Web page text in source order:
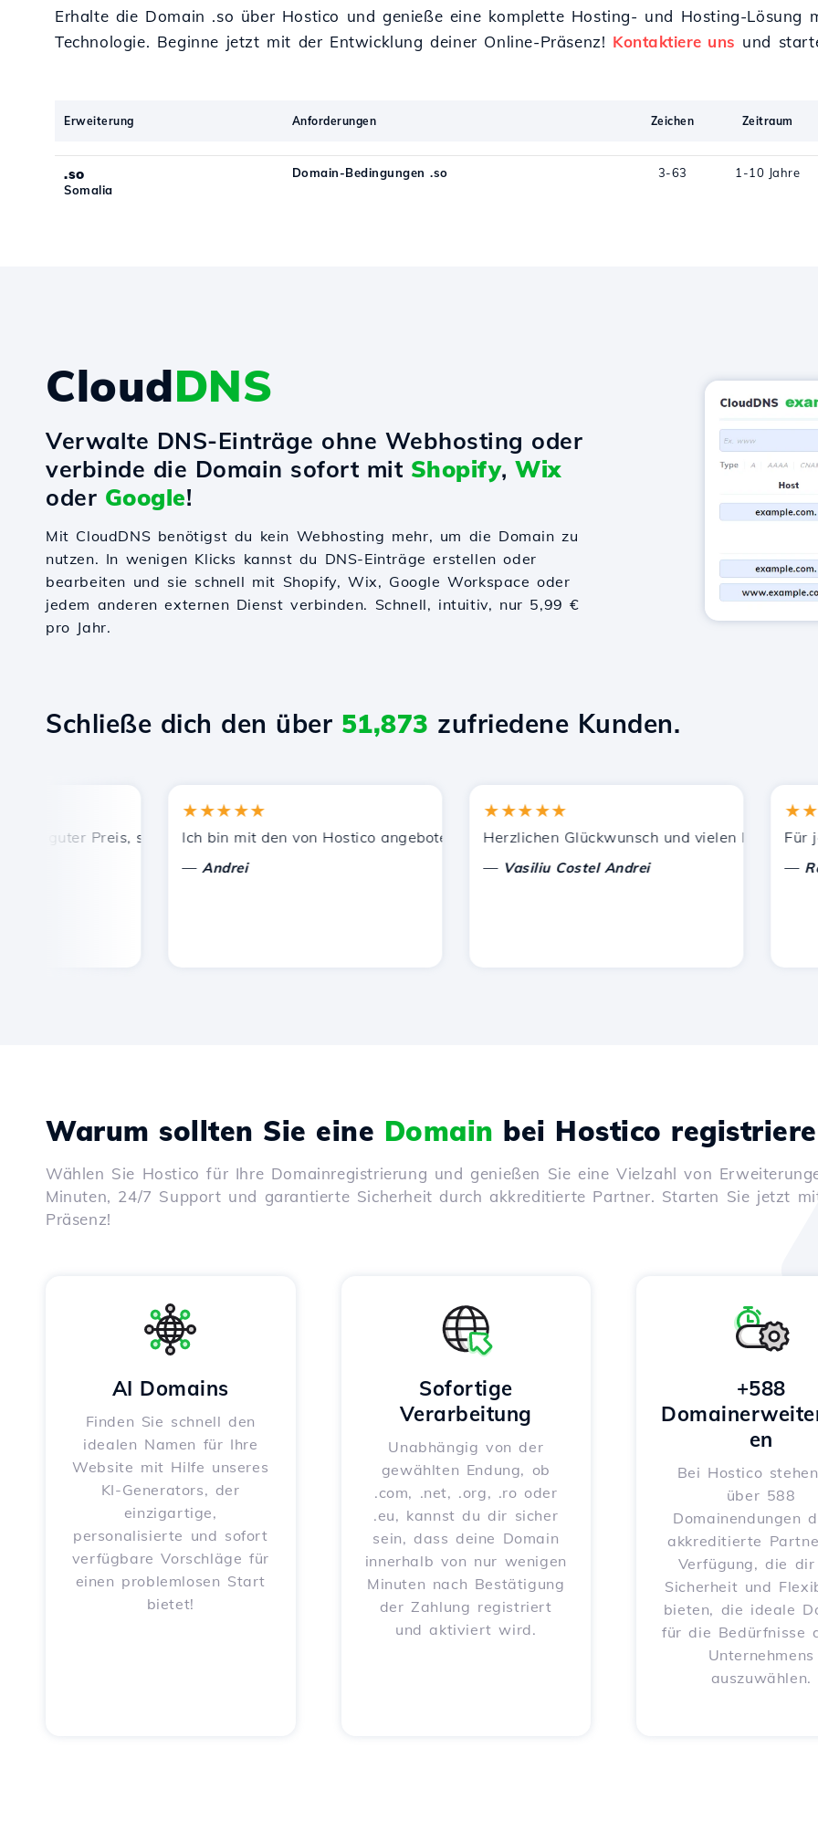
Erhalte die Domain .so über Hostico und genieße eine komplette Hosting- und Hosting-Lösung
Technologie. Beginne jetzt mit der Entwicklung deiner Online-Präsenz! Kontaktiere uns und
Erweiterung Anforderungen Zeichen Zeitraum
.so
Somalia
Domain-Bedingungen .so 3-63 1-10 Jahre
CloudDNS
Verwalte DNS-Einträge ohne Webhosting oder
verbinde die Domain sofort mit Shopify, Wix
oder Google!
Mit CloudDNS benötigst du kein Webhosting mehr, um die Domain zu
nutzen. In wenigen Klicks kannst du DNS-Einträge erstellen oder
bearbeiten und sie schnell mit Shopify, Wix, Google Workspace oder
jedem anderen externen Dienst verbinden. Schnell, intuitiv, nur 5,99 €
pro Jahr.
Schließe dich den über 51,873 zufriedene Kunden.
guter Preis, schnelle und effiziente technische Unterstützung.
★★★★★
Ich bin mit den von Hostico angebotenen Dienstleistungen zufrieden. Ich habe Sie anderen
Andrei
★★★★★
Herzlichen Glückwunsch und vielen Dank für die
Vasiliu Costel Andrei
Für
Warum sollten Sie eine Domain bei Hostico
Wählen Sie Hostico für Ihre Domainregistrierung und genießen Sie eine Vielzahl von
Minuten, 24/7 Support und garantierte Sicherheit durch akkreditierte Partner. Starten Sie jetzt
Präsenz!
AI Domains
Finden Sie schnell den
idealen Namen für Ihre
Website mit Hilfe unseres
KI-Generators, der
einzigartige,
personalisierte und sofort
verfügbare Vorschläge für
einen problemlosen Start
bietet!
Sofortige
Verarbeitung
Unabhängig von der
gewählten Endung, ob
.com, .net, .org, .ro oder
.eu, kannst du dir sicher
sein, dass deine Domain
innerhalb von nur wenigen
Minuten nach Bestätigung
der Zahlung registriert
und aktiviert wird.
+588
en
Bei Hostico
über 588
Domainendungen
akkreditierte
Verfügung, die
Sicherheit und
bieten, die ideale
für die Bedürfnisse
Unternehmens
auszuwählen.